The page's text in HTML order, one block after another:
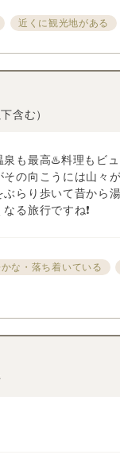
近くに観光地がある
含む）
も最高♨️料理もビ
の向こうには山々
らり歩いて昔から
る旅行ですね❗️
な・落ち着いている